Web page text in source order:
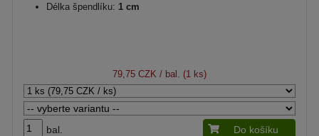
Délka špendlíku: 1 cm
79,75 CZK / bal. (1 ks)
bal. Do košíku